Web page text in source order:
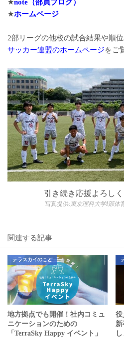
★note（部員ブログ）
★ホームページ
2部リーグの他校の試合結果や順
サッカー連盟のホームページをご
引き続き応援よろし
写真提供:東京理科大学I部体
関連する記事
テラスカイのこと
地方拠点でも開催！社内コミュ
ニケーションのための
「TerraSky Happy イベント」
役
新